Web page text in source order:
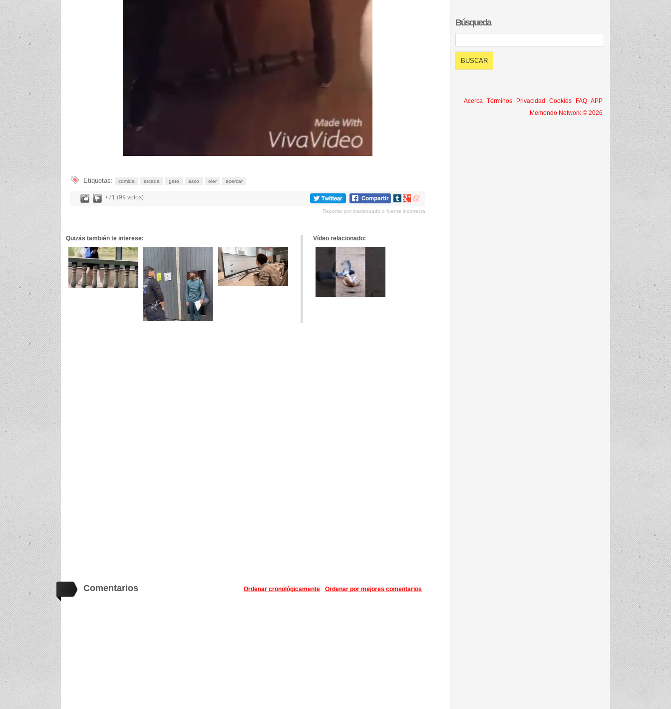
Etiquetas: comida arcada gato asco oler acercar
+71 (99 votos)
Compartir
tumblr
Compartir
Google+
Compartir
meneame
Reportar por inadecuado o fuente incorrecta
Quizás también te interese: Vídeo relacionado:
Comentarios Ordenar por mejores comentarios
Ordenar cronológicamente
Búsqueda
Acerca Términos Privacidad Cookies FAQ APP
Memondo Network © 2026